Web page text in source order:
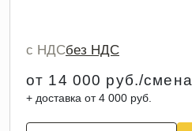
с НДСбез НДС
от 14 000 руб./смена
+ доставка от 4 000 руб.